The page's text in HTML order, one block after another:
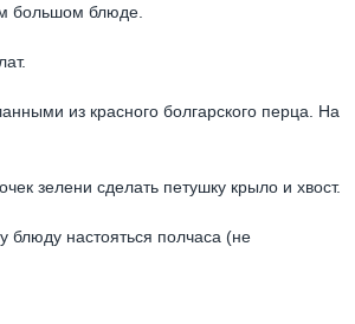
большом блюде.
из красного болгарского перца. На
зелени сделать петушку крыло и хвост.
блюду настояться полчаса (не